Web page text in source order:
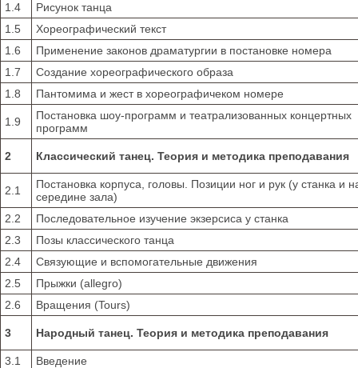
1.4
Рисунок танца
1.5
Хореографический текст
1.6
Применение законов драматургии в постановке номера
1.7
Создание хореографического образа
1.8
Пантомима и жест в хореографичеком номере
1.9
Постановка шоу-программ и театрализованных концертных
программ
2 Классический танец. Теория и методика преподавания
2.1
Постановка корпуса, головы. Позиции ног и рук (у станка и
середине зала)
2.2
Последовательное изучение экзерсиса у станка
2.3
Позы классического танца
2.4
Связующие и вспомогательные движения
2.5
Прыжки (allegro)
2.6
Вращения (Tours)
3 Народный танец. Теория и методика преподавания
3.1
Введение